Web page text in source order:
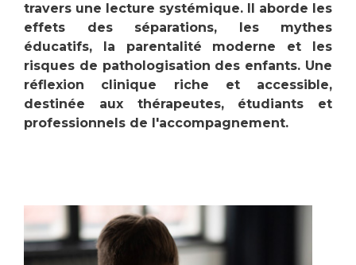
travers une lecture systémique. Il aborde les
effets des séparations, les mythes
éducatifs, la parentalité moderne et les
risques de pathologisation des enfants. Une
réflexion clinique riche et accessible,
destinée aux thérapeutes, étudiants et
professionnels de l'accompagnement.